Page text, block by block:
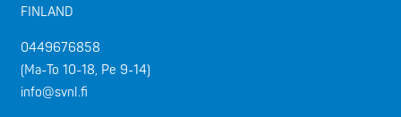
FINLAND
0449676858
(Ma-To 10-18, Pe 9-14)
info@svnl.fi